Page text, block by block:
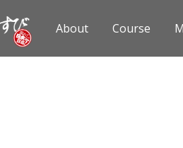
About Course